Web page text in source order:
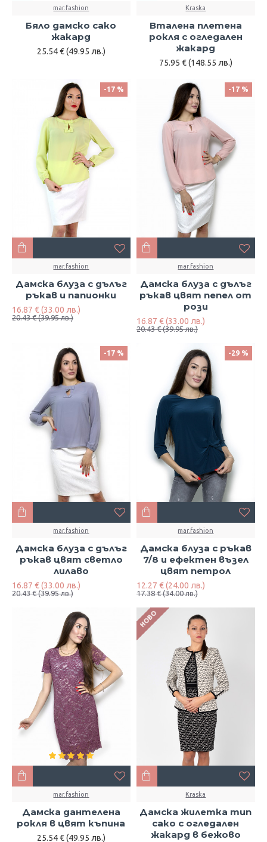
mar.fashion
Бяло дамско сако
жакард
25.54 € (49.95 лв.)
Kraska
Вталена плетена
рокля с огледален
жакард
75.95 € (148.55 лв.)
-17 %
mar.fashion
Дамска блуза с дълъг
ръкав и папионки
16.87 € (33.00 лв.)
20.43 € (39.95 лв.)
-17 %
mar.fashion
Дамска блуза с дълъг
ръкав цвят пепел от
рози
16.87 € (33.00 лв.)
20.43 € (39.95 лв.)
-17 %
mar.fashion
Дамска блуза с дълъг
ръкав цвят светло
лилаво
16.87 € (33.00 лв.)
20.43 € (39.95 лв.)
-29 %
mar.fashion
Дамска блуза с ръкав
7/8 и ефектен възел
цвят петрол
12.27 € (24.00 лв.)
17.38 € (34.00 лв.)
mar.fashion
Дамска дантелена
рокля в цвят къпина
25.54 € (49.95 лв.)
НОВО
Kraska
Дамска жилетка тип
сако с огледален
жакард в бежово